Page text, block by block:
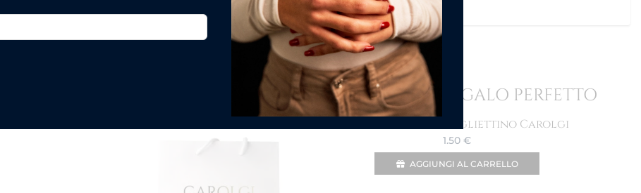
TRASFORMA IL TUO ORDINE IN UN REGALO PERFETTO
Shopper Bag con bigliettino Carolgi
1.50 €
AGGIUNGI AL CARRELLO